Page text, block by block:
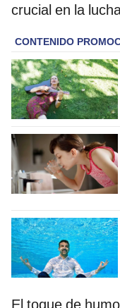
crucial en la
El toque de